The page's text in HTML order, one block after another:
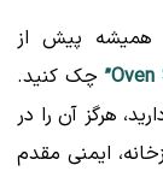
همیشه پیش از
چک کنید.
هرگز آن را در
ایمنی مقدم